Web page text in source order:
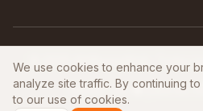
AfriNomadHub. Todos
Hecho con ❤️ para los
We use cookies to enhance your
analyze site traffic. By continuing
to our use of cookies.